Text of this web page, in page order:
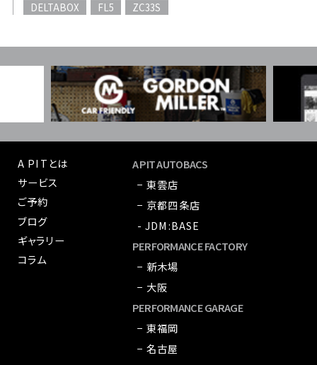
DELTABOX
FL5 ZC33S
A PITとは
サービス
ご予約
ブログ
ギャラリー
コラム
A PIT AUTOBACS
− 東雲店
− 京都四条店
- JDM:BASE
PERFORMANCE FACTORY
− 新木場
− 大阪
PERFORMANCE GARAGE
− 東福岡
− 名古屋